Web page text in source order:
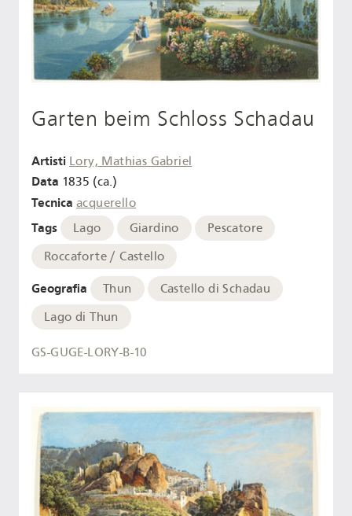
Garten beim Schloss Schadau
Artisti Lory, Mathias Gabriel
Data 1835 (ca.)
Tecnica acquerello
Tags Lago Giardino
Pescatore
Roccaforte / Castello
Geografia Thun
Castello di Schadau
Lago di Thun
GS-GUGE-LORY-B-10